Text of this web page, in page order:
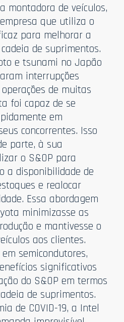
montadora de veículos,
que utiliza o
para melhorar a
de suprimentos.
e tsunami no Japão
interrupções
de muitas
foi capaz de se
em
concorrentes. Isso
parte, à sua
o S&OP para
a disponibilidade de
e realocar
Essa abordagem
minimizasse as
e mantivesse o
aos clientes.
semicondutores,
significativos
do S&OP em termos
de suprimentos.
de COVID-19, a Intel